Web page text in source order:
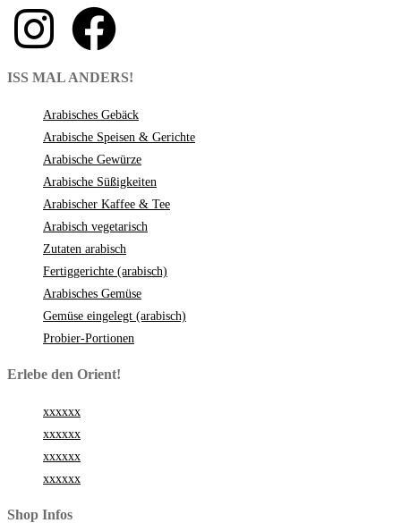
ISS MAL ANDERS!
Arabisches Gebäck
Arabische Speisen & Gerichte
Arabische Gewürze
Arabische Süßigkeiten
Arabischer Kaffee & Tee
Arabisch vegetarisch
Zutaten arabisch
Fertiggerichte (arabisch)
Arabisches Gemüse
Gemüse eingelegt (arabisch)
Probier-Portionen
Erlebe den Orient!
xxxxxx
xxxxxx
xxxxxx
xxxxxx
Shop Infos